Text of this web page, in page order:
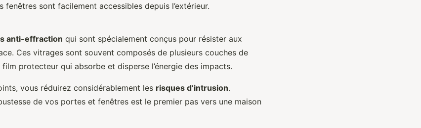
fenêtres sont facilement accessibles depuis l’extérieur.
anti-effraction qui sont spécialement conçus pour résister aux
Ces vitrages sont souvent composés de plusieurs couches de
protecteur qui absorbe et disperse l’énergie des impacts.
vous réduirez considérablement les risques d’intrusion.
de vos portes et fenêtres est le premier pas vers une maison